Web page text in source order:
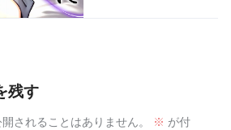
残す
されることはありません。 ※ が付